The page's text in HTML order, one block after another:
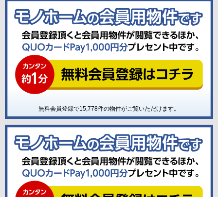
無料会員登録で15,778件の物件がご覧いただけます。